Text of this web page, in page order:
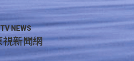
NEWS
視新聞網